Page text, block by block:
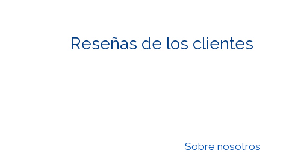
Reseñas de los clientes
Sobre nosotros